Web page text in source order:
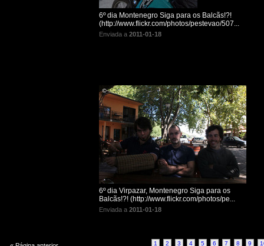
6º dia Montenegro Siga para os Balcãs!?!
(http://www.flickr.com/photos/pestevao/507...
Enviada a 2011-01-18
6º dia Virpazar, Montenegro Siga para os
Balcãs!?! (http://www.flickr.com/photos/pe...
Enviada a 2011-01-18
1 2 3 4 5 6 7 8 9